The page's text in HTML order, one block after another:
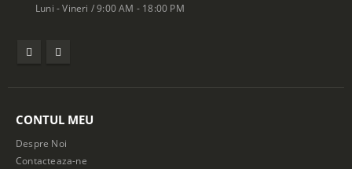
Luni - Vineri / 9:00 AM - 18:00 PM
CONTUL MEU
Despre Noi
Contacteaza-ne